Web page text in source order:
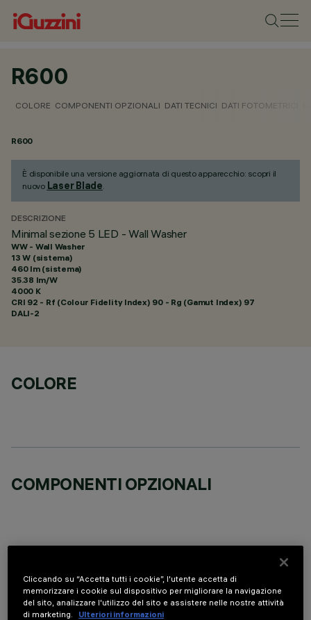
R600
COLORE COMPONENTI OPZIONALI DATI TECNICI DATI FOTOMETRICI
R600
È disponibile una versione aggiornata di questo apparecchio: scopri il
nuovo Laser Blade.
DESCRIZIONE
Minimal sezione 5 LED - Wall Washer
WW - Wall Washer
13 W (sistema)
460 lm (sistema)
35.38 lm/W
4000 K
CRI 92 - Rf (Colour Fidelity Index) 90 - Rg (Gamut Index) 97
DALI-2
COLORE
COMPONENTI OPZIONALI
DATI TECNICI
ULTIMO AGGIORNAMENTO: 06/08/2026
Cliccando su “Accetta tutti i cookie”, l'utente accetta di
memorizzare i cookie sul dispositivo per migliorare la navigazione
del sito, analizzare l'utilizzo del sito e assistere nelle nostre attività
di marketing.
Ulteriori informazioni